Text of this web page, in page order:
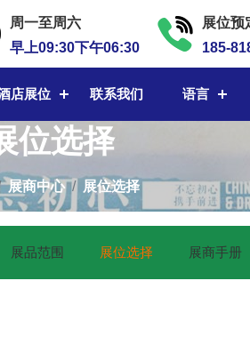
周一至周六
早上09:30下午06:30
展位预
185-
店展位 联系我们 语言
位选择
展商中心 展位选择
展品范围 展位选择 展商手册